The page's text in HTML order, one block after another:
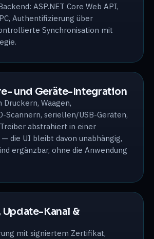
ASP.NET Core Web API,
Authentifizierung über
Synchronisation mit
und Geräte-Integration
Druckern, Waagen,
Scannern, seriellen/USB-Geräten,
abstrahiert in einer
die UI bleibt davon unabhängig,
ergänzbar, ohne die Anwendung
Update-Kanal &
mit signiertem Zertifikat,